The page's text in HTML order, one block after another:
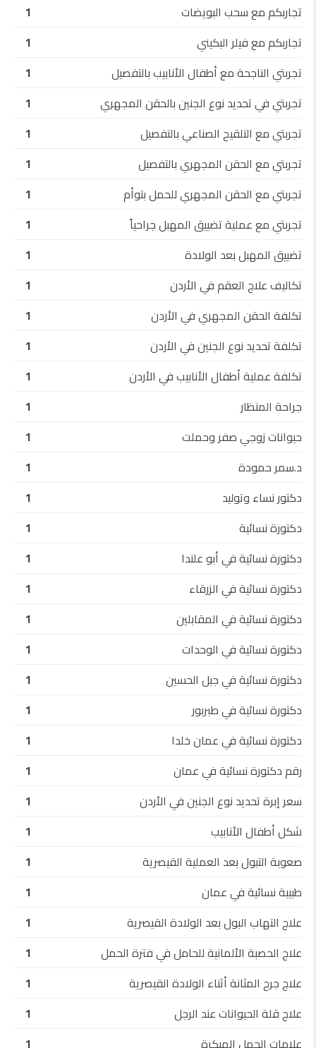
تجاربكم مع سحب البويضات
1
تجاربكم مع فيلر البكيني
1
تجربتي الناجحة مع أطفال الأنابيب بالتفصيل
1
تجربتي في تحديد نوع الجنين بالحقن المجهري
1
تجربتي مع التلقيح الصناعي بالتفصيل
1
تجربتي مع الحقن المجهري بالتفصيل
1
تجربتي مع الحقن المجهري للحمل بتوأم
1
تجربتي مع عملية تضييق المهبل جراحياً
1
تضييق المهبل بعد الولادة
1
تكاليف علاج العقم في الأردن
1
تكلفة الحقن المجهري في الأردن
1
تكلفة تحديد نوع الجنين في الأردن
1
تكلفة عملية أطفال الأنابيب في الأردن
1
جراحة المنظار
1
حيوانات زوجي صفر وحملت
1
د.سمر حمودة
1
دكتور نساء وتوليد
1
دكتورة نسائية
1
دكتورة نسائية في أبو علندا
1
دكتورة نسائية في الزرقاء
1
دكتورة نسائية في المقابلين
1
دكتورة نسائية في الوحدات
1
دكتورة نسائية في جبل الحسين
1
دكتورة نسائية في طبربور
1
دكتورة نسائية في عمان خلدا
1
رقم دكتورة نسائية في عمان
1
سعر إبرة تحديد نوع الجنين في الأردن
1
شكل أطفال الأنابيب
1
صعوبة التبول بعد العملية القيصرية
1
طبيبة نسائية في عمان
1
علاج التهاب البول بعد الولادة القيصرية
1
علاج الحصبة الألمانية للحامل في فترة الحمل
1
علاج جرح المثانة أثناء الولادة القيصرية
1
علاج قلة الحيوانات عند الرجل
1